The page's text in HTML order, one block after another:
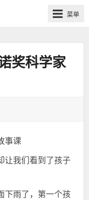
菜单
奖科学家
事课
让我们看到了孩子
下雨了，第一个孩